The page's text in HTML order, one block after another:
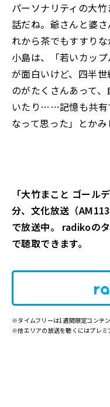
パーソナリティの大
話だね。爺さんと婆
れから茶でもすすり
小島は、「若いカッ
が面白いけど、四半
のがたくさんあって
いたり……記憶も共有
なって思った」とかみ
「大竹まこと ゴール
分、文化放送（
で放送中。 radikoの
で聴取できます。
※タイムフリーは1週間限定コンテン
※他エリアの放送を聴くにはプレミ